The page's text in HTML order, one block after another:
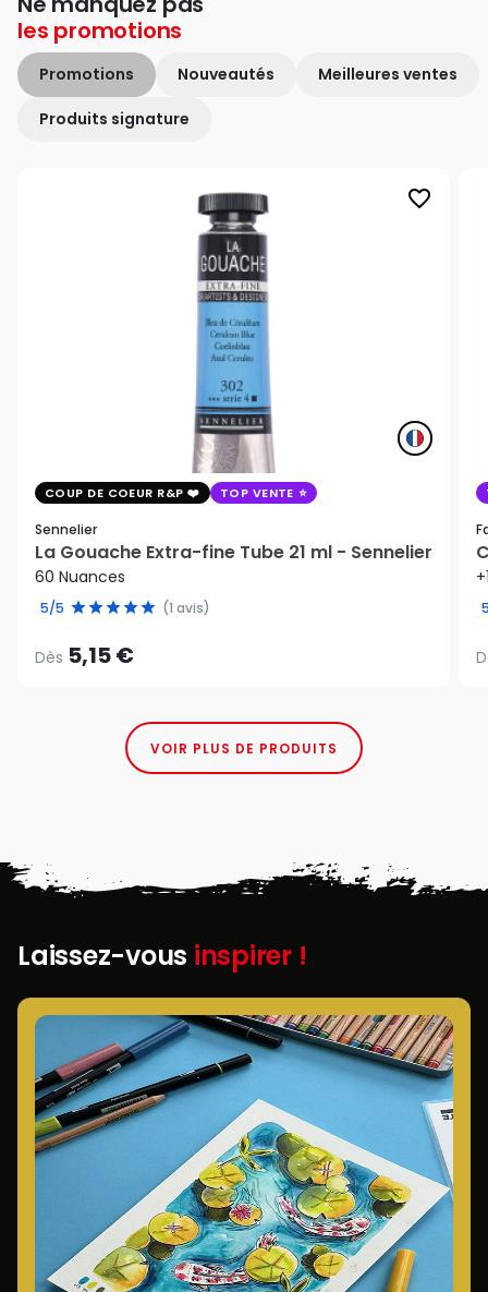
les promotions
Promotions Nouveautés Meilleures ventes
Produits signature
favorite_border
COUP DE COEUR R&P TOP VENTE
Sennelier
La Gouache Extra-fine Tube 21 ml - Sennelier
60 Nuances
5/5 (1 avis)
Dès 5,15 €
VOIR PLUS DE PRODUITS
Laissez-vous inspirer !